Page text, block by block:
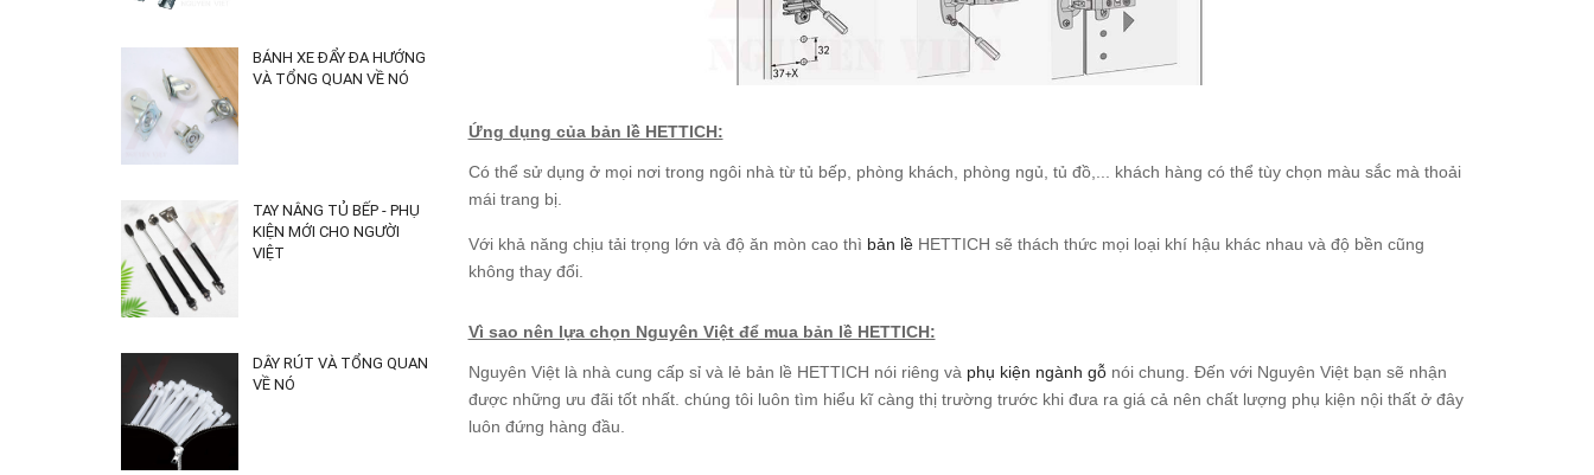
Ứng dụng của bản lề HETTICH:
Có thể sử dụng ở mọi nơi trong ngôi nhà từ tủ bếp, phòng khách, phòng ngủ, tủ đồ,... khách hàng có thể tùy chọn màu sắc mà thoải
mái trang bị.
Với khả năng chịu tải trọng lớn và độ ăn mòn cao thì bản lềHETTICH sẽ thách thức mọi loại khí hậu khác nhau và độ bền cũng
không thay đổi.
Vì sao nên lựa chọn Nguyên Việt để mua bản lề HETTICH:
Nguyên Việt là nhà cung cấp sỉ và lẻ bản lề HETTICH nói riêng và phụ kiện ngành gỗnói chung. Đến với Nguyên Việt bạn sẽ nhận
được những ưu đãi tốt nhất. chúng tôi luôn tìm hiểu kĩ càng thị trường trước khi đưa ra giá cả nên chất lượng phụ kiện nội thất ở đây
luôn đứng hàng đầu.
BÁNH XE ĐẨY ĐA HƯỚNG
VÀ TỔNG QUAN VỀ NÓ
TAY NÂNG TỦ BẾP - PHỤ
KIỆN MỚI CHO NGƯỜI
VIỆT
DÂY RÚT VÀ TỔNG QUAN
VỀ NÓ